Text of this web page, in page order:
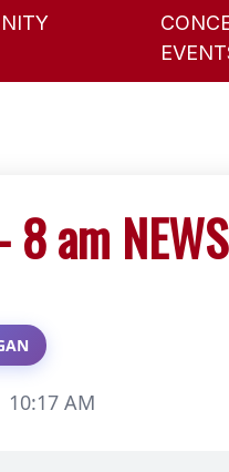
8 am NEWS
10:17 AM